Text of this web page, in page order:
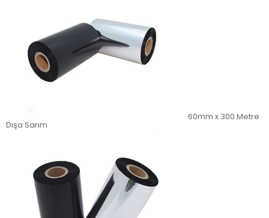
60mm x 300 Metre
Dışa Sarım